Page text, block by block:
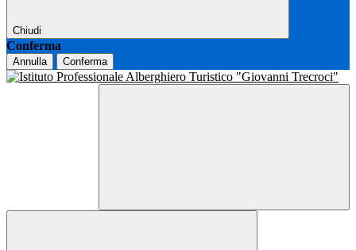
Chiudi
Conferma
Annulla Conferma